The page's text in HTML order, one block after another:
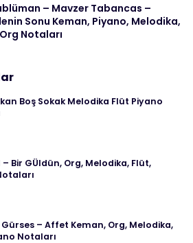
– Mavzer Tabancas –
Sonu Keman, Piyano, Melodika,
Notaları
Boş Sokak Melodika Flüt Piyano
– Bir GÜldün, Org, Melodika, Flüt,
– Affet Keman, Org, Melodika,
Notaları